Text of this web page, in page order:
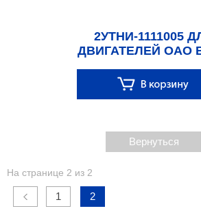
2УТНИ-1111005
ДВИГАТЕЛЕЙ ОАО
Вернуться
На странице 2 из 2
1 2